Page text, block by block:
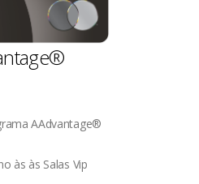
AAdvantage®
às às Salas Vip